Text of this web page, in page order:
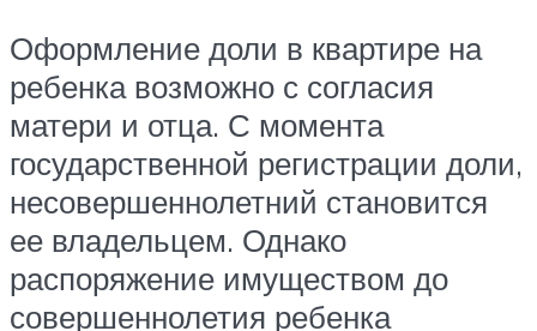
Оформление доли в квартире на
ребенка возможно с согласия
матери и отца. С момента
государственной регистрации доли,
несовершеннолетний становится
ее владельцем. Однако
распоряжение имуществом до
совершеннолетия ребенка